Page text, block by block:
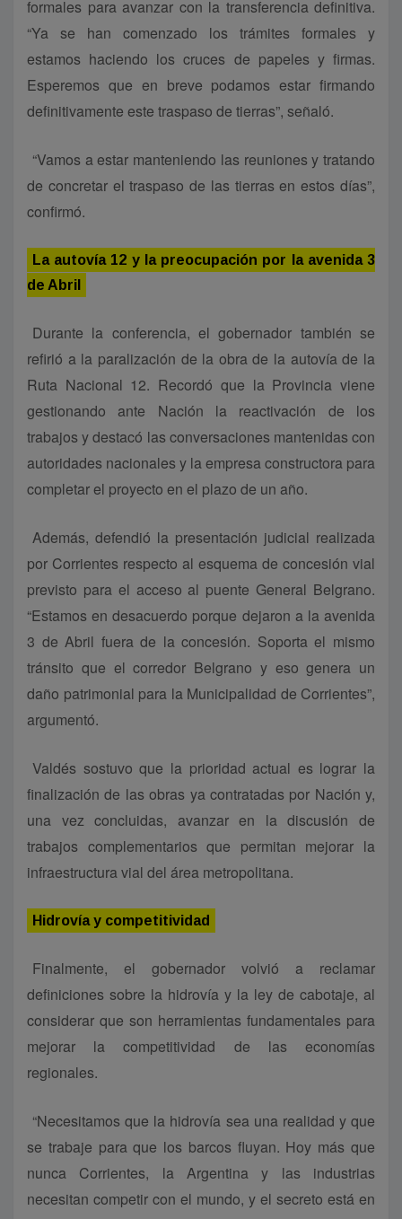
formales para avanzar con la transferencia definitiva.
“Ya se han comenzado los trámites formales y
estamos haciendo los cruces de papeles y firmas.
Esperemos que en breve podamos estar firmando
definitivamente este traspaso de tierras”, señaló.
“Vamos a estar manteniendo las reuniones y tratando
de concretar el traspaso de las tierras en estos días”,
confirmó.
La autovía 12 y la preocupación por la avenida 3
de Abril
Durante la conferencia, el gobernador también se
refirió a la paralización de la obra de la autovía de la
Ruta Nacional 12. Recordó que la Provincia viene
gestionando ante Nación la reactivación de los
trabajos y destacó las conversaciones mantenidas con
autoridades nacionales y la empresa constructora para
completar el proyecto en el plazo de un año.
Además, defendió la presentación judicial realizada
por Corrientes respecto al esquema de concesión vial
previsto para el acceso al puente General Belgrano.
“Estamos en desacuerdo porque dejaron a la avenida
3 de Abril fuera de la concesión. Soporta el mismo
tránsito que el corredor Belgrano y eso genera un
daño patrimonial para la Municipalidad de Corrientes”,
argumentó.
Valdés sostuvo que la prioridad actual es lograr la
finalización de las obras ya contratadas por Nación y,
una vez concluidas, avanzar en la discusión de
trabajos complementarios que permitan mejorar la
infraestructura vial del área metropolitana.
Hidrovía y competitividad
Finalmente, el gobernador volvió a reclamar
definiciones sobre la hidrovía y la ley de cabotaje, al
considerar que son herramientas fundamentales para
mejorar la competitividad de las economías
regionales.
“Necesitamos que la hidrovía sea una realidad y que
se trabaje para que los barcos fluyan. Hoy más que
nunca Corrientes, la Argentina y las industrias
necesitan competir con el mundo, y el secreto está en